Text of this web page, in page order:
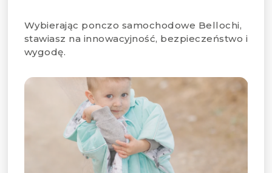
Wybierając ponczo samochodowe Bellochi,
stawiasz na innowacyjność, bezpieczeństwo i
wygodę.